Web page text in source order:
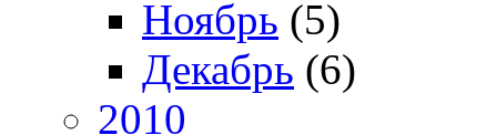
Ноябрь (5)
Декабрь (6)
2010